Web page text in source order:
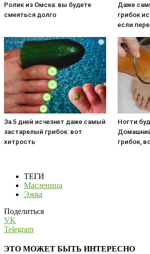
Ролик из Омска: вы будете
смеяться долго
Даже
грибок
если
i
За 5 дней исчезнет даже самый
застарелый грибок: вот
хитрость
Ногти
грибок,
ТЕГИ
Масленица
Эжва
Поделиться
VK
Telegram
ЭТО МОЖЕТ БЫТЬ ИНТЕРЕСНО